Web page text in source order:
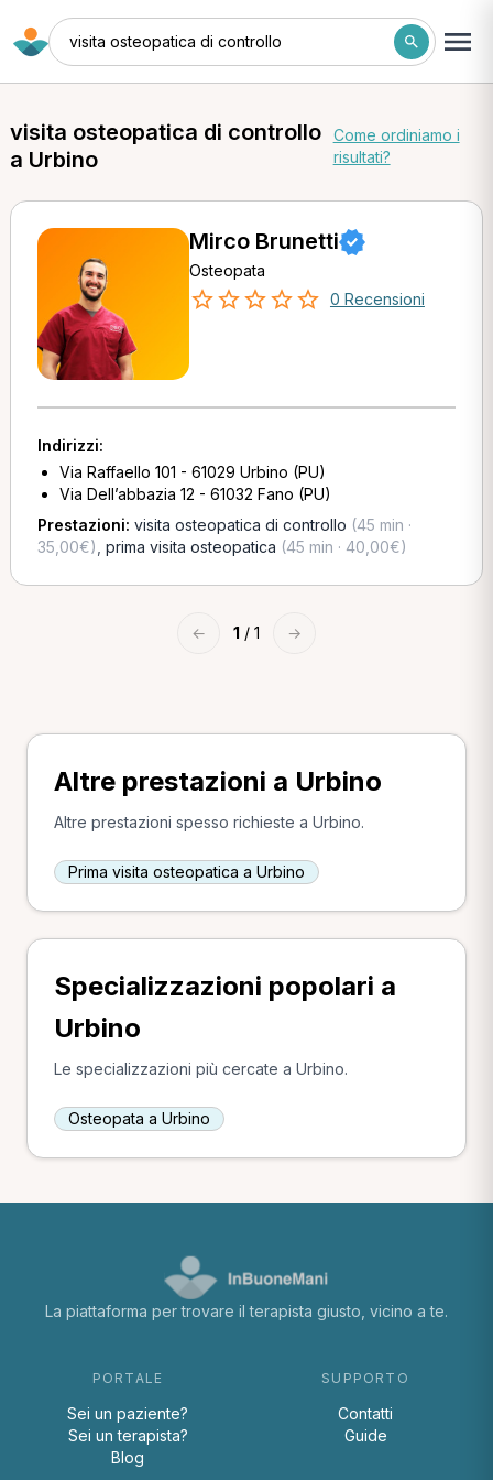
visita osteopatica di controllo
visita osteopatica di controllo
a Urbino
Come ordiniamo i
risultati?
Mirco Brunetti
Osteopata
0 Recensioni
Indirizzi:
Via Raffaello 101 - 61029 Urbino (PU)
Via Dell’abbazia 12 - 61032 Fano (PU)
Prestazioni: visita osteopatica di controllo (45 min ·
35,00€) prima visita osteopatica (45 min · 40,00€)
← 1 / 1 →
Altre prestazioni a Urbino
Altre prestazioni spesso richieste a Urbino.
Prima visita osteopatica a Urbino
Specializzazioni popolari a
Urbino
Le specializzazioni più cercate a Urbino.
Osteopata a Urbino
La piattaforma per trovare il terapista giusto, vicino a te.
PORTALE
Sei un paziente?
Sei un terapista?
Blog
SUPPORTO
Contatti
Guide